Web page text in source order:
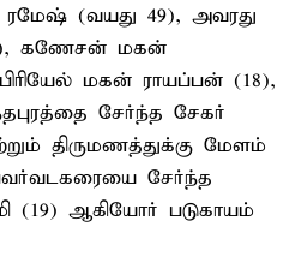
(வயது 49), அவரது
கணேசன் மகன்
மகன் ராயப்பன் (18),
சேர்ந்த சேகர்
திருமணத்துக்கு மேளம்
சேர்ந்த
(19) ஆகியோர் படுகாயம்